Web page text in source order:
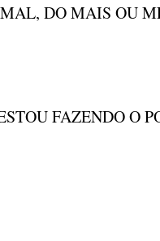
DO MAIS OU
FAZENDO O